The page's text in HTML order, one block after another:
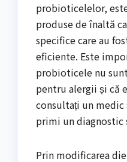
probioticelelor,
produse de înaltă
specifice care au
eficiente. Este
probioticele nu
pentru alergii și că
consultați un
primi un diagnostic
Prin modificarea